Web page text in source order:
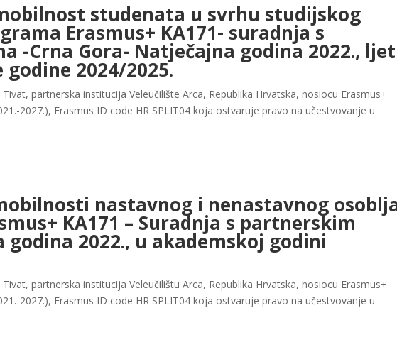
studenata u svrhu studijskog
Erasmus+ KA171- suradnja s
-Crna Gora- Natječajna godina 2022.,
2024/2025.
partnerska institucija Veleučilište Arca, Republika Hrvatska, nosiocu Erasmus+
2027.), Erasmus ID code HR SPLIT04 koja ostvaruje pravo na učestvovanje u
nastavnog i nenastavnog
KA171 – Suradnja s partnerskim
2022., u akademskoj godini
partnerska institucija Veleučilištu Arca, Republika Hrvatska, nosiocu Erasmus+
2027.), Erasmus ID code HR SPLIT04 koja ostvaruje pravo na učestvovanje u